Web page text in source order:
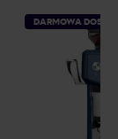
DARMOWA